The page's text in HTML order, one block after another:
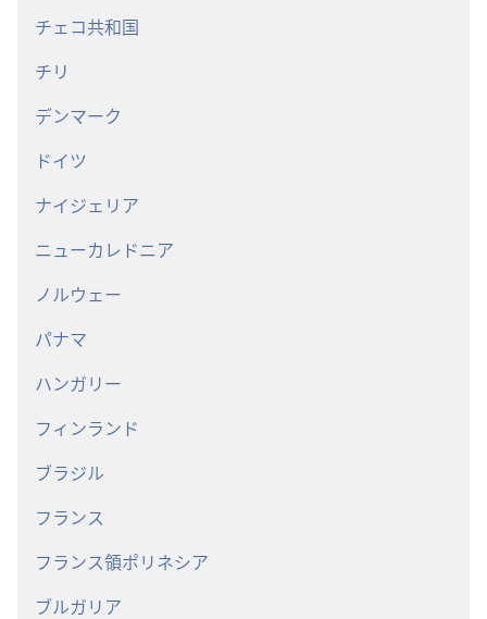
チェコ共和国
チリ
デンマーク
ドイツ
ナイジェリア
ニューカレドニア
ノルウェー
パナマ
ハンガリー
フィンランド
ブラジル
フランス
フランス領ポリネシア
ブルガリア